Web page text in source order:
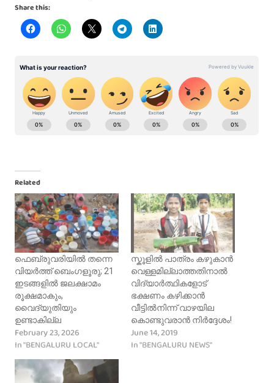
Share this:
Related
ഫെബ്രുവരിയിൽ തന്നെ
വിയർത്ത് ബെംഗളൂരു; 21
ഇടങ്ങളില്‍ ജലക്ഷാമം
രൂക്ഷമാകും,
വൈദ്യുതിയും
ഉണ്ടാകില്ല
February 23, 2026
In "BENGALURU LOCAL"
സ്കൂളിൽ പാത്രം കഴുകാൻ
വെള്ളമില്ലാത്തതിനാൽ
വിദ്യാർത്ഥികളോട്
ഭക്ഷണം കഴിക്കാൻ
വീട്ടിൽനിന്ന് വാഴയില
കൊണ്ടുവരാൻ നിർദ്ദേശം!
June 14, 2019
In "BENGALURU NEWS"